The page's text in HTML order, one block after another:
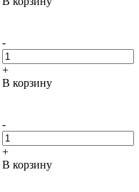
-
+
В корзину
-
+
В корзину